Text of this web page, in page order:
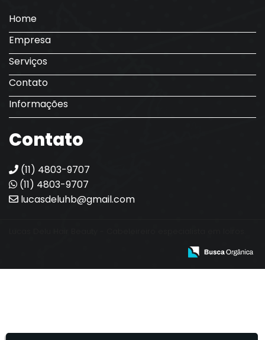
Home
Empresa
Serviços
Contato
Informações
Contato
(11) 4803-9707
(11) 4803-9707
lucasdeluhb@gmail.com